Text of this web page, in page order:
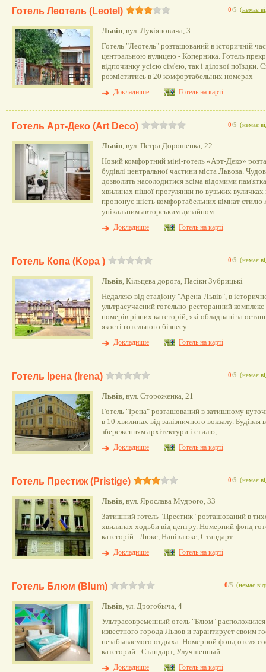
0/5 (немає
Готель Леотель (Leotel)
Львів, вул. Лукіяновича, 3
Готель "Леотель" розташований в історичній
центральною вулицею - Коперника. Готель
відпочинку усією сім'єю, так і ділової поїздки.
розміститись в 20 комфортабельних номерах
Докладніше
Готель на карті
0/5 (немає
Готель Арт-Деко (Art Deco)
Львів, вул. Петра Дорошенка, 22
Новий комфортний міні-готель «Арт-Деко»
будівлі центральної частини міста Львова.
дозволить насолодитися всіма відомими
хвилинах пішої прогулянки по вузьких вуличках
пропонує шість комфортабельних кімнат стилю
унікальним авторським дизайном.
Докладніше
Готель на карті
0/5 (немає
Готель Копа (Kopa )
Львів, Кільцева дорога, Пасіки Зубрицькі
Недалеко від стадіону "Арена-Львів", в
ультрасучасний готельно-ресторанний
номерів різних категорій, які обладнані за
якості готельного бізнесу.
Докладніше
Готель на карті
0/5 (немає
Готель Ірена (Irena)
Львів, вул. Стороженка, 21
Готель "Ірена" розташований в затишному
в 10 хвилинах від залізничного вокзалу. Будівля
збереженням архітектури і стилю,
Докладніше
Готель на карті
0/5 (немає
Готель Престиж (Pristige)
Львів, вул. Ярослава Мудрого, 33
Затишний готель "Престиж" розташований в
хвилинах ходьби від центру. Номерний фонд
категорій - Люкс, Напівлюкс, Стандарт.
Докладніше
Готель на карті
0/5 (немає
Готель Блюм (Blum)
Львів, ул. Дрогобыча, 4
Ультрасовременный отель "Блюм"
известного города Львов и гарантирует своим
незабываемого отдыха. Номерной фонд отеля
категорий - Стандарт, Улучшенный.
Докладніше
Готель на карті